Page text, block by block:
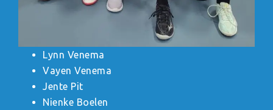
Lynn Venema
Vayen Venema
Jente Pit
Nienke Boelen